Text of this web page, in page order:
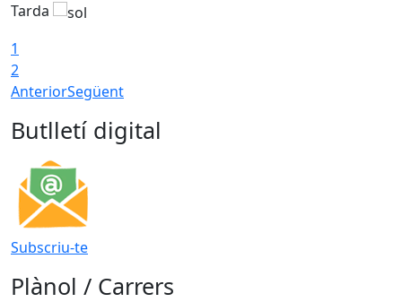
Tarda
1
2
AnteriorSegüent
Butlletí digital
Subscriu-te
Plànol / Carrers